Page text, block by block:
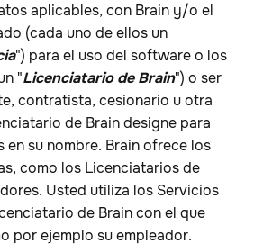
aplicables, con Brain y/o el
(cada uno de ellos un
") para el uso del software o los
"Licenciatario de Brain") o ser
contratista, cesionario u otra
de Brain designe para
en su nombre. Brain ofrece los
como los Licenciatarios de
Usted utiliza los Servicios
de Brain con el que
por ejemplo su empleador.